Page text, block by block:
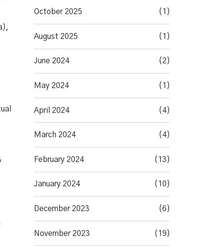
October 2025 (1)
August 2025 (1)
June 2024 (2)
May 2024 (1)
April 2024 (4)
March 2024 (4)
February 2024 (13)
January 2024 (10)
December 2023 (6)
November 2023 (19)